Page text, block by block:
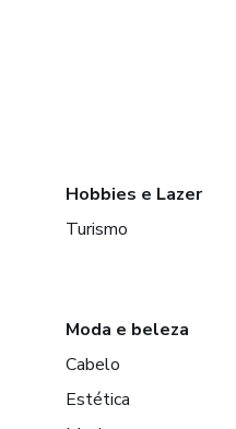
Hobbies e Lazer
Turismo
Moda e beleza
Cabelo
Estética